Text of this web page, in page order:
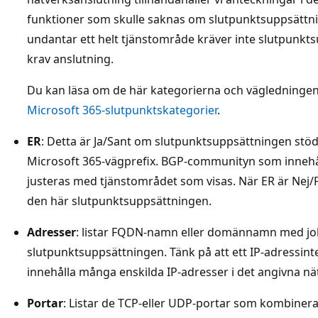
funktioner som skulle saknas om
undantar ett helt tjänstområde kräver inte
krav anslutning.
Du kan läsa om de här kategorierna och
Microsoft 365-slutpunktskategorier.
ER: Detta är Ja/Sant om slutpunktsuppsättningen
Microsoft 365-vägprefix. BGP-communityn som
justeras med tjänstområdet som visas. När ER är
den här slutpunktsuppsättningen.
Adresser: listar FQDN-namn eller domännamn med
slutpunktsuppsättningen. Tänk på att ett IP-
innehålla många enskilda IP-adresser i det angivna
Portar: Listar de TCP-eller UDP-portar som